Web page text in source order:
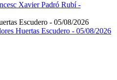
Xavier Padró Rubí -
Huertas Escudero - 05/08/2026